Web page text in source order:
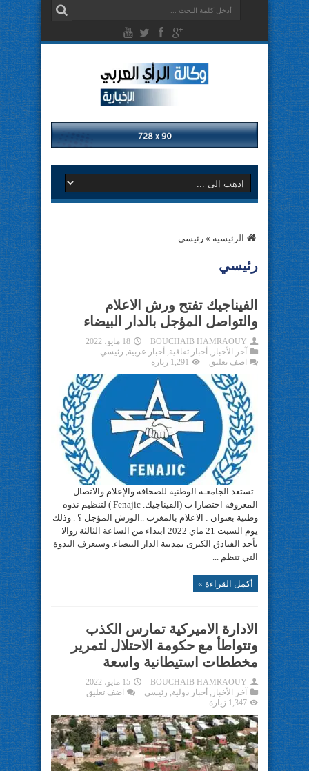
الرئيسية » رئيسي
رئيسي
الفيناجيك تفتح ورش الاعلام
والتواصل المؤجل بالدار البيضاء
BOUCHAIB HAMRAOUY
18 مايو، 2022
آخر الأخبار , أخبار ثقافية, أخبار عربية, رئيسي
اضف تعليق
1,291 زيارة
تستعد الجامعـة الوطنية للصحافة والإعلام والاتصال
المعروفة اختصارا ب (الفيناجيك. Fenajic ) لتنظيم ندوة
وطنية بعنوان : الاعلام بالمغرب ..الورش المؤجل ؟ . وذلك
يوم السبت 21 ماي 2022 ابتداء من الساعة الثالثة زوالا
بأحد الفنادق الكبرى بمدينة الدار البيضاء. وستعرف الندوة
التي تنظم ...
أكمل القراءة »
الادارة الاميركية تمارس الكذب
وتتواطأ مع حكومة الاحتلال لتمرير
مخططات استيطانية واسعة
BOUCHAIB HAMRAOUY
15 مايو، 2022
آخر الأخبار , أخبار دولية, رئيسي
اضف تعليق
1,347 زيارة